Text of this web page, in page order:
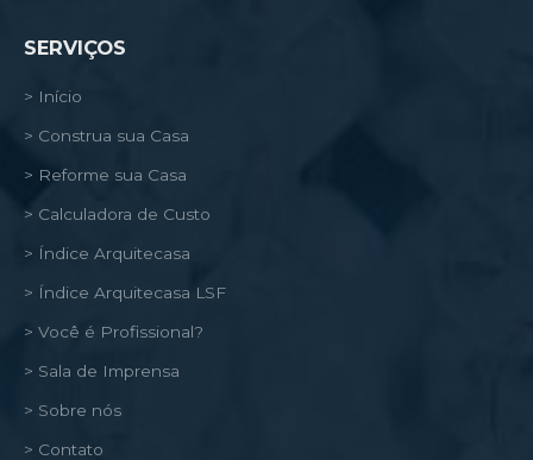
SERVIÇOS
> Início
> Construa sua Casa
> Reforme sua Casa
> Calculadora de Custo
> Índice Arquitecasa
> Índice Arquitecasa LSF
> Você é Profissional?
> Sala de Imprensa
> Sobre nós
> Contato